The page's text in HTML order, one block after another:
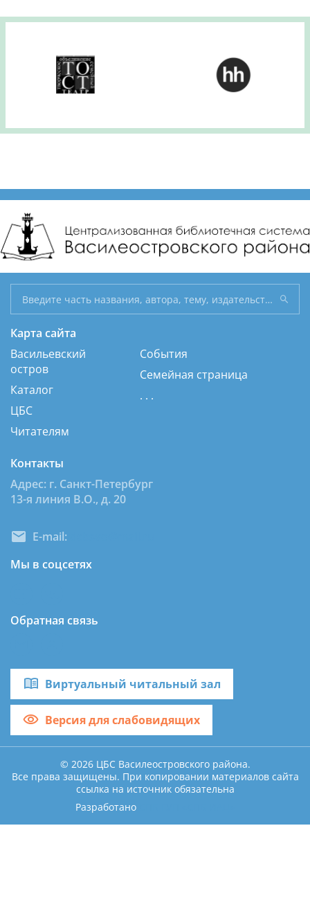
Карта сайта
Васильевский
остров
Каталог
ЦБС
Читателям
События
Семейная страница
. . .
Контакты
Адрес: г. Санкт-Петербург
13-я линия В.О., д. 20
E-mail:
Мы в соцсетях
Обратная связь
Виртуальный читальный зал
Версия для слабовидящих
© 2026 ЦБС Василеостровского района.
Все права защищены. При копировании материалов сайта
ссылка на источник обязательна
Разработано